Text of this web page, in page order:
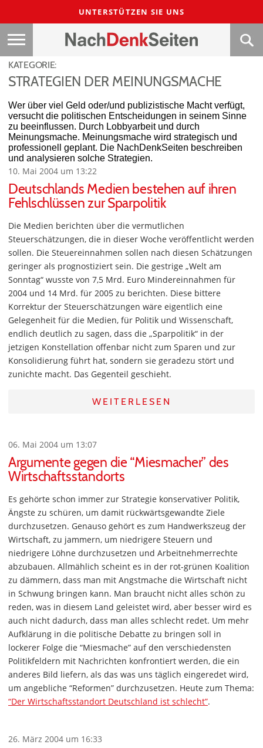
UNTERSTÜTZEN SIE UNS
KATEGORIE:
STRATEGIEN DER MEINUNGSMACHE
Wer über viel Geld oder/und publizistische Macht verfügt,
versucht die politischen Entscheidungen in seinem Sinne
zu beeinflussen. Durch Lobbyarbeit und durch
Meinungsmache. Meinungsmache wird strategisch und
professionell geplant. Die NachDenkSeiten beschreiben
und analysieren solche Strategien.
10. Mai 2004 um 13:22
Deutschlands Medien bestehen auf ihren
Fehlschlüssen zur Sparpolitik
Die Medien berichten über die vermutlichen
Steuerschätzungen, die in dieser Woche veröffentlicht werden
sollen. Die Steuereinnahmen sollen nach diesen Schätzungen
geringer als prognostiziert sein. Die gestrige „Welt am
Sonntag“ wusste von 7,5 Mrd. Euro Mindereinnahmen für
2004 und 14 Mrd. für 2005 zu berichten. Diese bittere
Korrektur der Steuerschätzungen wäre eigentlich eine
Gelegenheit für die Medien, für Politik und Wissenschaft,
endlich deutlich zu sagen, dass die „Sparpolitik“ in der
jetzigen Konstellation offenbar nicht zum Sparen und zur
Konsolidierung führt hat, sondern sie geradezu stört und
zunichte macht. Das Gegenteil geschieht.
WEITERLESEN
06. Mai 2004 um 13:07
Argumente gegen die “Miesmacher” des
Wirtschaftsstandorts
Es gehörte schon immer zur Strategie konservativer Politik,
Ängste zu schüren, um damit rückwärtsgewandte Ziele
durchzusetzen. Genauso gehört es zum Handwerkszeug der
Wirtschaft, zu jammern, um niedrigere Steuern und
niedrigere Löhne durchzusetzen und Arbeitnehmerrechte
abzubauen. Allmählich scheint es in der rot-grünen Koalition
zu dämmern, dass man mit Angstmache die Wirtschaft nicht
in Schwung bringen kann. Man braucht nicht alles schön zu
reden, was in diesem Land geleistet wird, aber besser wird es
auch nicht dadurch, dass man alles schlecht redet. Um mehr
Aufklärung in die politische Debatte zu bringen soll in
lockerer Folge die “Miesmache” auf den verschiedensten
Politikfeldern mit Nachrichten konfrontiert werden, die ein
anderes Bild liefern, als das was uns täglich eingeredet wird,
um angebliche “Reformen” durchzusetzen. Heute zum Thema:
“Der Wirtschaftsstandort Deutschland ist schlecht”.
26. März 2004 um 16:33